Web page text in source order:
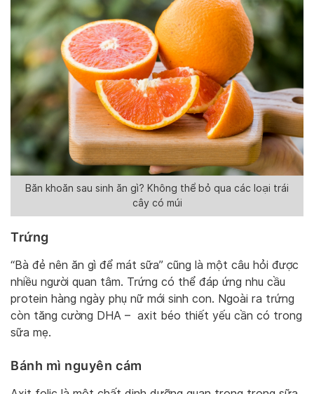
Băn khoăn sau sinh ăn gì? Không thể bỏ qua các loại trái
cây có múi
Trứng
“Bà đẻ nên ăn gì để mát sữa” cũng là một câu hỏi được
nhiều người quan tâm. Trứng có thể đáp ứng nhu cầu
protein hàng ngày phụ nữ mới sinh con. Ngoài ra trứng
còn tăng cường DHA – axit béo thiết yếu cần có trong
sữa mẹ.
Bánh mì nguyên cám